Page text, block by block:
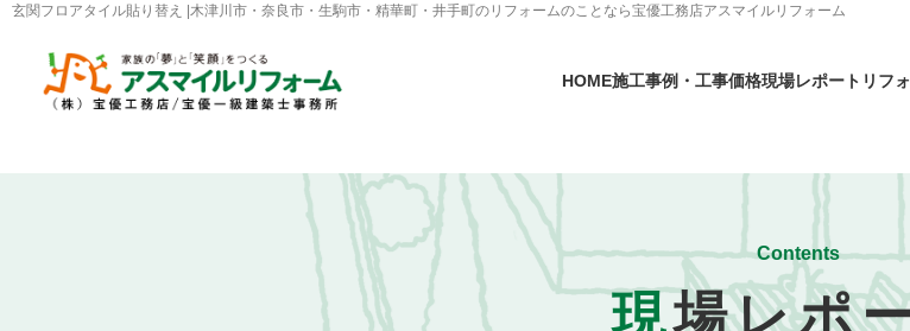
玄関フロアタイル貼り替え |木津川市・奈良市・生駒市・精華町・井手町のリフォームのことなら宝優工務店アスマイルリフォーム
HOME施工事例・工事価格現場レポート リフ
Contents
現場レポ